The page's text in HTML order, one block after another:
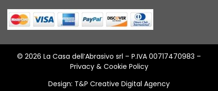
© 2026 La Casa dell’Abrasivo srl – P.IVA 00717470983 –
Privacy & Cookie Policy
Design: T&P Creative Digital Agency